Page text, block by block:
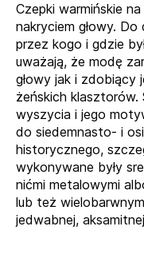
Czepki warmińskie
nakryciem głowy.
przez kogo i gdzie
uważają, że modę
głowy jak i zdobiący
żeńskich klasztorów.
wyszycia i jego
do siedemnasto- i
historycznego,
wykonywane były
nićmi metalowymi
lub też
jedwabnej,